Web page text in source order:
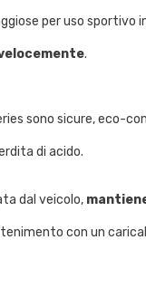
per uso sportivo
.
sono sicure, eco-
di acido.
dal veicolo,
con un